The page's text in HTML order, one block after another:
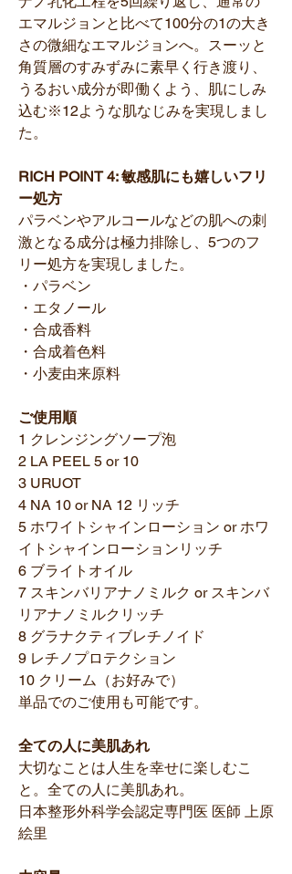
エマルジョンと比べて100分の1の大き
さの微細なエマルジョンへ。スーッと
角質層のすみずみに素早く行き渡り、
うるおい成分が即働くよう、肌にしみ
込む※12ような肌なじみを実現しまし
た。
RICH POINT 4: 敏感肌にも嬉しいフリ
ー処方
パラベンやアルコールなどの肌への刺
激となる成分は極力排除し、5つのフ
リー処方を実現しました。
・パラベン
・エタノール
・合成香料
・合成着色料
・小麦由来原料
ご使用順
1 クレンジングソープ泡
2 LA PEEL 5 or 10
3 URUOT
4 NA 10 or NA 12 リッチ
5 ホワイトシャインローション or ホワ
イトシャインローションリッチ
6 ブライトオイル
7 スキンバリアナノミルク or スキンバ
リアナノミルクリッチ
8 グラナクティブレチノイド
9 レチノプロテクション
10 クリーム（お好みで）
単品でのご使用も可能です。
全ての人に美肌あれ
大切なことは人生を幸せに楽しむこ
と。全ての人に美肌あれ。
日本整形外科学会認定専門医 医師 上原
絵里